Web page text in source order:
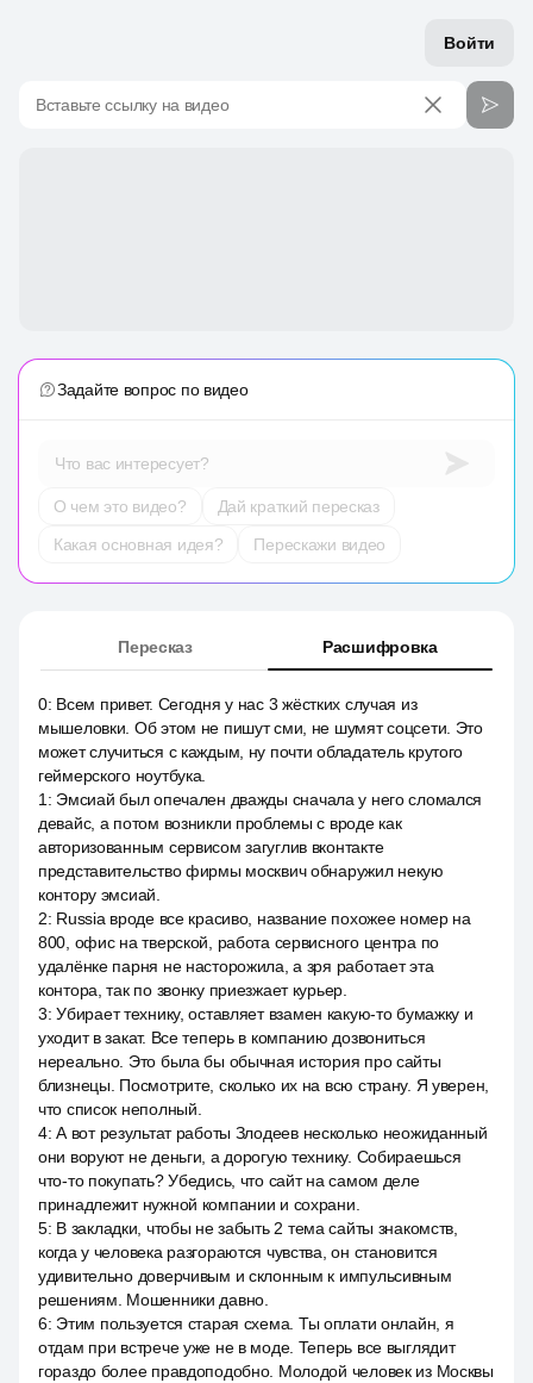
Войти
Вставьте ссылку на видео
Задайте вопрос по видео
Что вас интересует?
О чем это видео?
Дай краткий пересказ
Какая основная идея?
Перескажи видео
Пересказ Расшифровка
0: Всем привет. Сегодня у нас 3 жёстких случая из
мышеловки. Об этом не пишут сми, не шумят соцсети. Это
может случиться с каждым, ну почти обладатель крутого
геймерского ноутбука.
1 : Эмсиай был опечален дважды сначала у него сломался
девайс, а потом возникли проблемы с вроде как
авторизованным сервисом загуглив вконтакте
представительство фирмы москвич обнаружил некую
контору эмсиай.
2: Russia вроде все красиво, название похожее номер на
800, офис на тверской, работа сервисного центра по
удалёнке парня не насторожила, а зря работает эта
контора, так по звонку приезжает курьер.
3:Убирает технику, оставляет взамен какую-то бумажку и
уходит в закат. Все теперь в компанию дозвониться
нереально. Это была бы обычная история про сайты
близнецы. Посмотрите, сколько их на всю страну. Я уверен,
что список неполный.
4:А вот результат работы Злодеев несколько неожиданный
они воруют не деньги, а дорогую технику. Собираешься
что-то покупать? Убедись, что сайт на самом деле
принадлежит нужной компании и сохрани.
5: В закладки, чтобы не забыть 2 тема сайты знакомств,
когда у человека разгораются чувства, он становится
удивительно доверчивым и склонным к импульсивным
решениям. Мошенники давно.
6: Этим пользуется старая схема. Ты оплати онлайн, я
отдам при встрече уже не в моде. Теперь все выглядит
гораздо более правдоподобно. Молодой человек из Москвы